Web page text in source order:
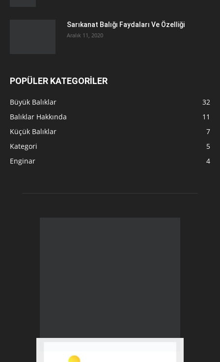
Sarıkanat Balığı Faydaları Ve Özelliği
Aralık 11, 2020
POPÜLER KATEGORİLER
Büyük Balıklar
32
Balıklar Hakkında
11
Küçük Balıklar
7
Kategori
5
Enginar
4